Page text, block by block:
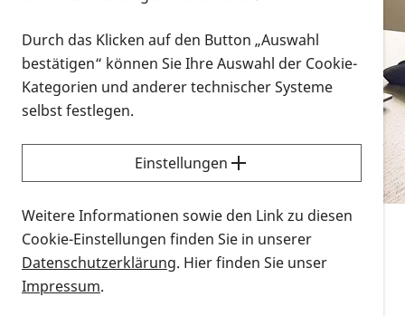
Vorlesen
Alle Infomaterialien in verschiedenen
Formaten an einem Ort
Sie möchten wissen, wie Sie nach Infonmaterial
suchen und dieses bestellen bzw. herunterladen
können? Schauen Sie sich dieErklärvideos zum
Thema Infomaterial auf der PRO RETINA-Website
für blinde und sehbehinderte Menschen an.
Auf dieser Seite finden Sie sämtliches Infomaterial
Durch das Klicken auf den Button „Auswahl
bestätigen“ können Sie Ihre Auswahl der Cookie-
Kategorien und anderer technischer Systeme
selbst festlegen.
Einstellungen
Weitere Informationen sowie den Link zu diesen
Cookie-Einstellungen finden Sie in unserer
Datenschutzerklärung. Hier finden Sie unser
Impressum.